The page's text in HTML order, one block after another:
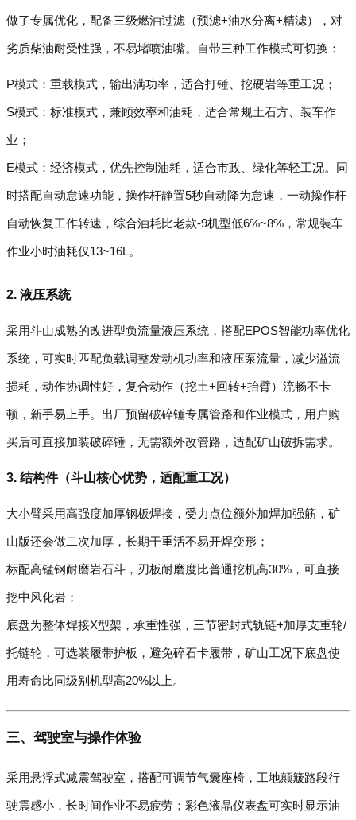
做了专属优化，配备三级燃油过滤（预滤+油水分离+精滤），对
劣质柴油耐受性强，不易堵喷油嘴。自带三种工作模式可切换：
P模式：重载模式，输出满功率，适合打锤、挖硬岩等重工况；
S模式：标准模式，兼顾效率和油耗，适合常规土石方、装车作
业；
E模式：经济模式，优先控制油耗，适合市政、绿化等轻工况。同
时搭配自动怠速功能，操作杆静置5秒自动降为怠速，一动操作杆
自动恢复工作转速，综合油耗比老款-9机型低6%~8%，常规装车
作业小时油耗仅13~16L。
2. 液压系统
采用斗山成熟的改进型负流量液压系统，搭配EPOS智能功率优化
系统，可实时匹配负载调整发动机功率和液压泵流量，减少溢流
损耗，动作协调性好，复合动作（挖土+回转+抬臂）流畅不卡
顿，新手易上手。出厂预留破碎锤专属管路和作业模式，用户购
买后可直接加装破碎锤，无需额外改管路，适配矿山破拆需求。
3. 结构件（斗山核心优势，适配重工况）
大小臂采用高强度加厚钢板焊接，受力点位额外加焊加强筋，矿
山版还会做二次加厚，长期干重活不易开焊变形；
标配高锰钢耐磨岩石斗，刃板耐磨度比普通挖机高30%，可直接
挖中风化岩；
底盘为整体焊接X型架，承重性强，三节密封式轨链+加厚支重轮/
托链轮，可选装履带护板，避免碎石卡履带，矿山工况下底盘使
用寿命比同级别机型高20%以上。
三、驾驶室与操作体验
采用悬浮式减震驾驶室，搭配可调节气囊座椅，工地颠簸路段行
驶震感小，长时间作业不易疲劳；彩色液晶仪表盘可实时显示油